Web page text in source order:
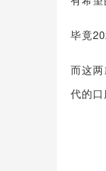
毕竟
而这
代的口